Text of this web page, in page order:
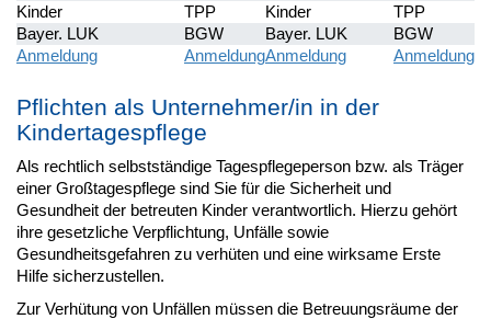
Kinder
TPP Kinder
TPP
Bayer. LUK
BGW Bayer. LUK
BGW
Anmeldung
AnmeldungAnmeldung Anmeldung
Pflichten als Unternehmer/in in der
Kindertagespflege
Als rechtlich selbstständige Tagespflegeperson bzw. als Träger
einer Großtagespflege sind Sie für die Sicherheit und
Gesundheit der betreuten Kinder verantwortlich. Hierzu gehört
ihre gesetzliche Verpflichtung, Unfälle sowie
Gesundheitsgefahren zu verhüten und eine wirksame Erste
Hilfe sicherzustellen.
Zur Verhütung von Unfällen müssen die Betreuungsräume der